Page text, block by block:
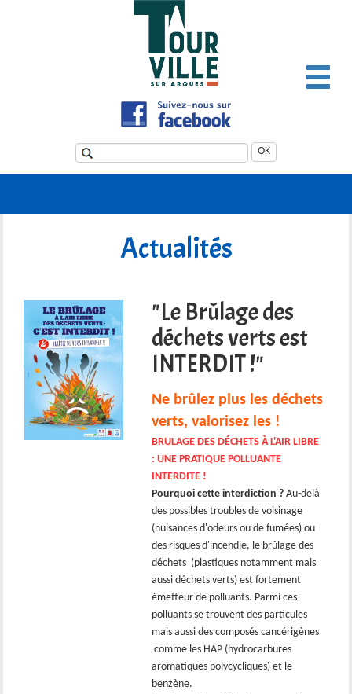
OK
Actualités
"Le Brûlage des
déchets verts est
INTERDIT !"
Ne brûlez plus les déchets
verts, valorisez les !
BRULAGE DES DÉCHETS À L'AIR LIBRE
: UNE PRATIQUE POLLUANTE
INTERDITE !
Pourquoi cette interdiction ?Au-delà
des possibles troubles de voisinage
(nuisances d'odeurs ou de fumées) ou
des risques d'incendie, le brûlage des
déchets (plastiques notamment mais
aussi déchets verts) est fortement
émetteur de polluants. Parmi ces
polluants se trouvent des particules
mais aussi des composés cancérigènes
comme les HAP (hydrocarbures
aromatiques polycycliques) et le
benzène.
Panneau de gestion des cookies